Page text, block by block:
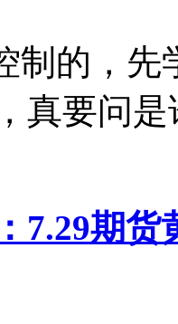
制的，先
真要问
7.29期